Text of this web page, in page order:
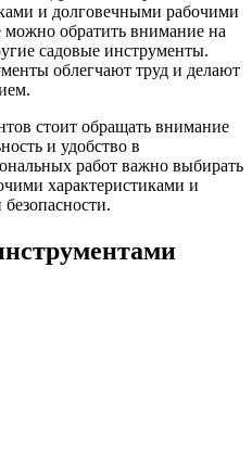
и долговечными рабочими
можно обратить внимание на
садовые инструменты.
облегчают труд и делают
стоит обращать внимание
и удобство в
работ важно выбирать
характеристиками и